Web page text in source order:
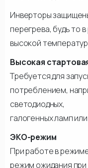
Инверторы
перегрева, будь то
высокой
Высокая
Требуется для
потреблением,
светодиодных,
галогенных ламп
ЭКО-режим
При работе в
режим ожидания